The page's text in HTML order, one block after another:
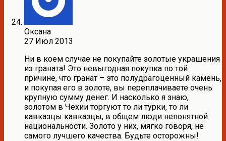
Оксана
27 Июл 2013
Ни в коем случае не покупайте золотые украшения
из граната! Это невыгодная покупка по той
причине, что гранат – это полудрагоценный камень,
и покупая его в золоте, вы переплачиваете очень
крупную сумму денег. И насколько я знаю,
золотом в Чехии торгуют то ли турки, то ли
кавказцы кавказцы, в общем люди непонятной
национальности. Золото у них, мягко говоря, не
самого лучшего качества. Будьте осторожны!